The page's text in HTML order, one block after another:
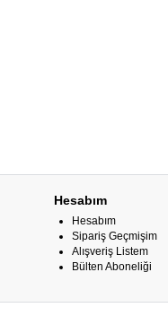
Hesabım
Hesabım
Sipariş Geçmişim
Alışveriş Listem
Bülten Aboneliği